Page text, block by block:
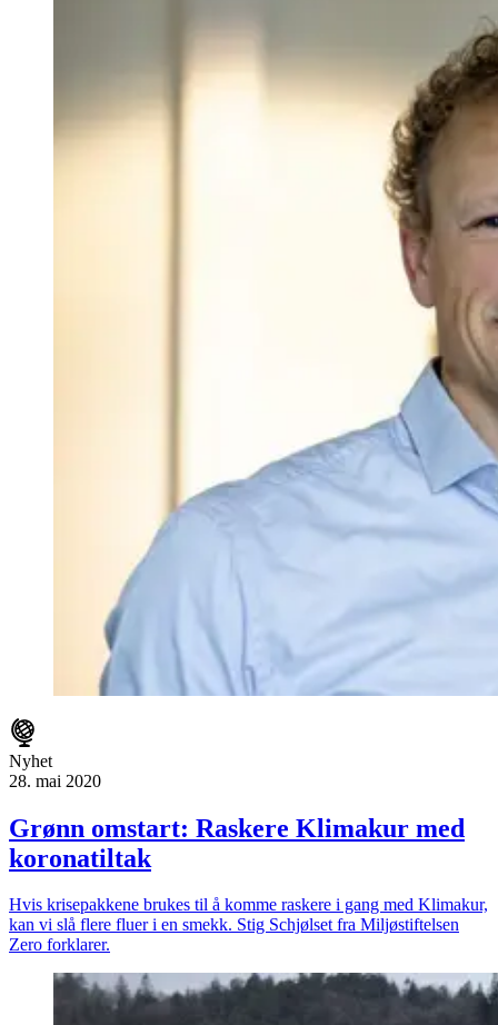
Nyhet
28. mai 2020
Grønn omstart: Raskere Klimakur med
koronatiltak
Hvis krisepakkene brukes til å komme raskere i gang med Klimakur,
kan vi slå flere fluer i en smekk. Stig Schjølset fra Miljøstiftelsen
Zero forklarer.